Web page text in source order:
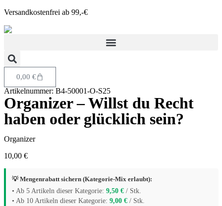
Versandkostenfrei ab 99,-€
0,00 €
Artikelnummer: B4-50001-O-S25
Organizer – Willst du Recht
haben oder glücklich sein?
Organizer
10,00 €
💡 Mengenrabatt sichern (Kategorie-Mix erlaubt):
• Ab 5 Artikeln dieser Kategorie: 9,50 € / Stk.
• Ab 10 Artikeln dieser Kategorie: 9,00 € / Stk.